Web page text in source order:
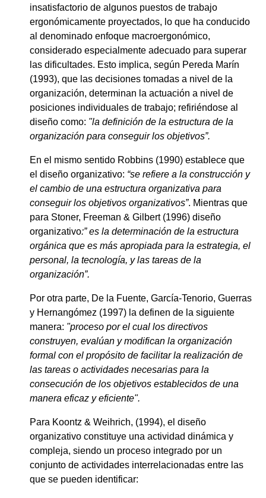
insatisfactorio de algunos puestos de trabajo
ergonómicamente proyectados, lo que ha conducido
al denominado enfoque macroergonómico,
considerado especialmente adecuado para superar
las dificultades. Esto implica, según Pereda Marín
(1993), que las decisiones tomadas a nivel de la
organización, determinan la actuación a nivel de
posiciones individuales de trabajo; refiriéndose al
diseño como: "la definición de la estructura de la
organización para conseguir los objetivos”.
En el mismo sentido Robbins (1990) establece que
el diseño organizativo: “se refiere a la construcción y
el cambio de una estructura organizativa para
conseguir los objetivos organizativos”. Mientras que
para Stoner, Freeman & Gilbert (1996) diseño
organizativo:” es la determinación de la estructura
orgánica que es más apropiada para la estrategia, el
personal, la tecnología, y las tareas de la
organización”.
Por otra parte, De la Fuente, García-Tenorio, Guerras
y Hernangómez (1997) la definen de la siguiente
manera: "proceso por el cual los directivos
construyen, evalúan y modifican la organización
formal con el propósito de facilitar la realización de
las tareas o actividades necesarias para la
consecución de los objetivos establecidos de una
manera eficaz y eficiente".
Para Koontz & Weihrich, (1994), el diseño
organizativo constituye una actividad dinámica y
compleja, siendo un proceso integrado por un
conjunto de actividades interrelacionadas entre las
que se pueden identificar: